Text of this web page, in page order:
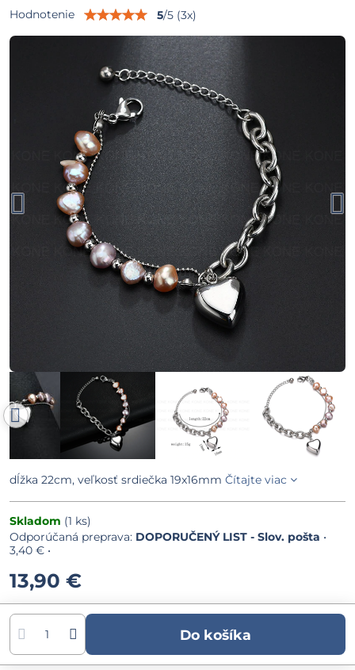
Hodnotenie 5/5 (3x)
dĺžka 22cm, veľkosť srdiečka 19x16mm Čítajte viac
Skladom (1 ks)
DOPORUČENÝ LIST - Slov. pošta •
3,40 € •
13,90 €
Do košíka